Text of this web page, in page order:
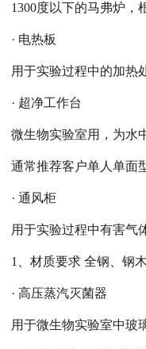
1300度以下的马弗炉，
· 电热板
用于实验过程中的加热
· 超净工作台
微生物实验室用，为水
通常推荐客户单人单面
· 通风柜
用于实验过程中有害气
1、材质要求 全钢、钢
· 高压蒸汽灭菌器
用于微生物实验室中玻